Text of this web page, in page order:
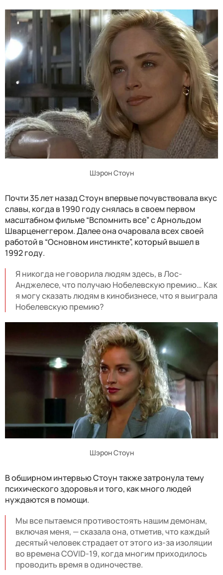
Шэрон Стоун
Почти 35 лет назад Стоун впервые почувствовала вкус
славы, когда в 1990 году снялась в своем первом
масштабном фильме “Вспомнить все” с Арнольдом
Шварценеггером. Далее она очаровала всех своей
работой в “Основном инстинкте”, который вышел в
1992 году.
Я никогда не говорила людям здесь, в Лос-
Анджелесе, что получаю Нобелевскую премию… Как
я могу сказать людям в кинобизнесе, что я выиграла
Нобелевскую премию?
Шэрон Стоун
В обширном интервью Стоун также затронула тему
психического здоровья и того, как много людей
нуждаются в помощи.
Мы все пытаемся противостоять нашим демонам,
включая меня, — сказала она, отметив, что каждый
десятый человек страдает от этого из-за изоляции
во времена COVID-19, когда многим приходилось
проводить время в одиночестве.